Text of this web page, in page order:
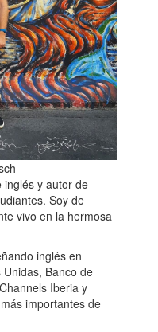
inglés y autor de
Soy de
vivo en la hermosa
inglés en
Banco de
Iberia y
importantes de